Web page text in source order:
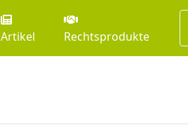
Artikel Rechtsprodukte